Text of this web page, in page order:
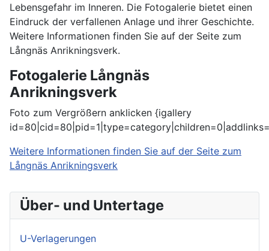
Lebensgefahr im Inneren. Die Fotogalerie bietet einen
Eindruck der verfallenen Anlage und ihrer Geschichte.
Weitere Informationen finden Sie auf der Seite zum
Långnäs Anrikningsverk.
Fotogalerie Långnäs
Anrikningsverk
Foto zum Vergrößern anklicken {igallery
Weitere Informationen finden Sie auf der Seite zum
Långnäs Anrikningsverk
Über- und Untertage
U-Verlagerungen